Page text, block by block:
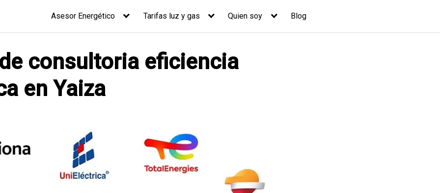
Asesor Energético Tarifas luz y gas Quien soy Blog
consultoria eficiencia
en Yaiza